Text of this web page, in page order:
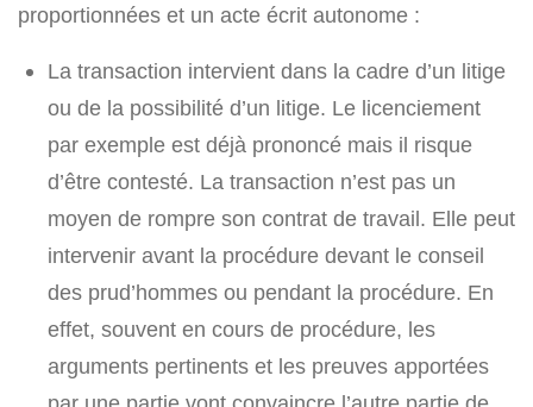
proportionnées et un acte écrit autonome :
La transaction intervient dans la cadre d’un litige
ou de la possibilité d’un litige. Le licenciement
par exemple est déjà prononcé mais il risque
d’être contesté. La transaction n’est pas un
moyen de rompre son contrat de travail. Elle peut
intervenir avant la procédure devant le conseil
des prud’hommes ou pendant la procédure. En
effet, souvent en cours de procédure, les
arguments pertinents et les preuves apportées